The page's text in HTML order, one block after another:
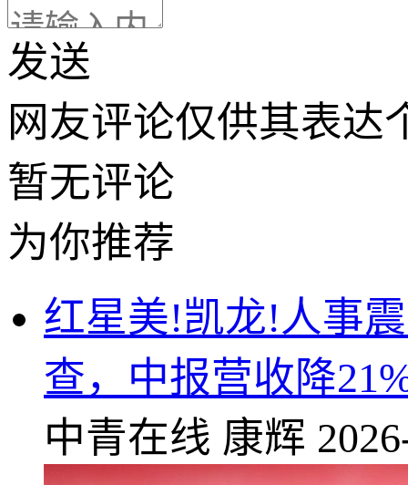
发送
网友评论仅供其表达
暂无评论
为你推荐
红星美!凯龙!人事
查，中报营收降
中青在线 康辉